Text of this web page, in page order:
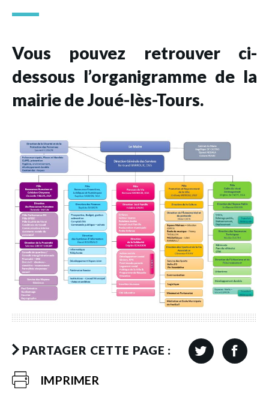
Vous pouvez retrouver ci-
dessous l’organigramme de la
mairie de Joué-lès-Tours.
PARTAGER CETTE PAGE :
IMPRIMER